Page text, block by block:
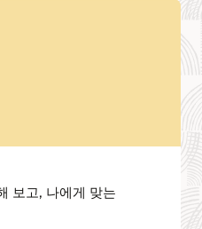
보고, 나에게 맞는